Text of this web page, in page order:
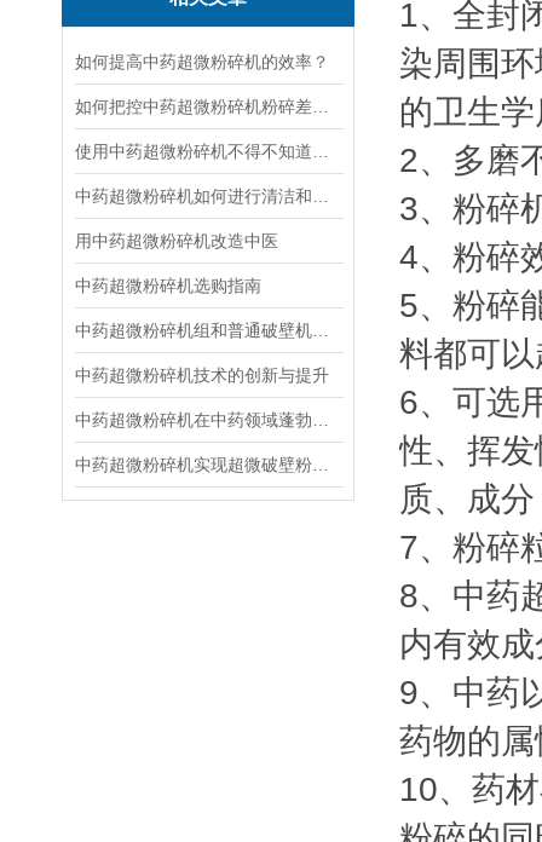
如何提高中药超微粉碎机的效率？
用中药超微粉碎机改造中医
中药超微粉碎机选购指南
中药超微粉碎机技术的创新与提升
1、全封
染周围
的卫生
2、多磨
3、粉碎
4、粉碎
5、粉碎
料都可
6、可选
性、挥
质、成
7、粉碎
8、中药
内有效
9、中药
药物的
10、药